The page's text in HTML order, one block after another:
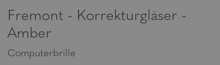
Fremont - Korrekturgläser -
Amber
Computerbrille